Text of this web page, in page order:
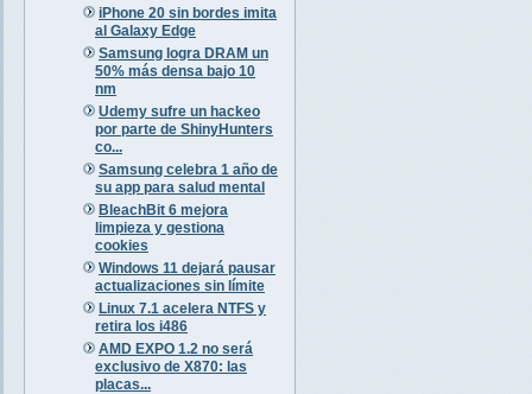
iPhone 20 sin bordes imita
al Galaxy Edge
Samsung logra DRAM un
50% más densa bajo 10
nm
Udemy sufre un hackeo
por parte de ShinyHunters
co...
Samsung celebra 1 año de
su app para salud mental
BleachBit 6 mejora
limpieza y gestiona
cookies
Windows 11 dejará pausar
actualizaciones sin límite
Linux 7.1 acelera NTFS y
retira los i486
AMD EXPO 1.2 no será
exclusivo de X870: las
placas...